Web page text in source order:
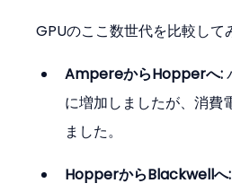
GPUのここ数世代を比較して
AmpereからHopperへ:
に増加しましたが、消費
ました。
HopperからBlackwellへ: